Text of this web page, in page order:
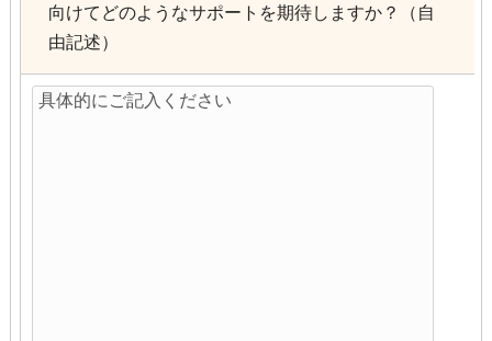
向けてどのようなサポートを期待しますか？（自
由記述）